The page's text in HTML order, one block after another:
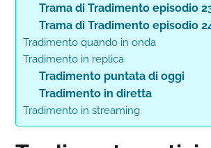
Trama di Tradimento episodio
Trama di Tradimento episodio
Tradimento quando in onda
Tradimento in replica
Tradimento puntata di oggi
Tradimento in diretta
Tradimento in streaming